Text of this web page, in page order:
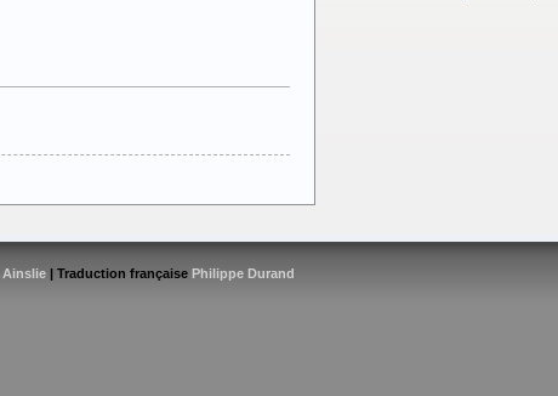
Ainslie | Traduction française Philippe Durand